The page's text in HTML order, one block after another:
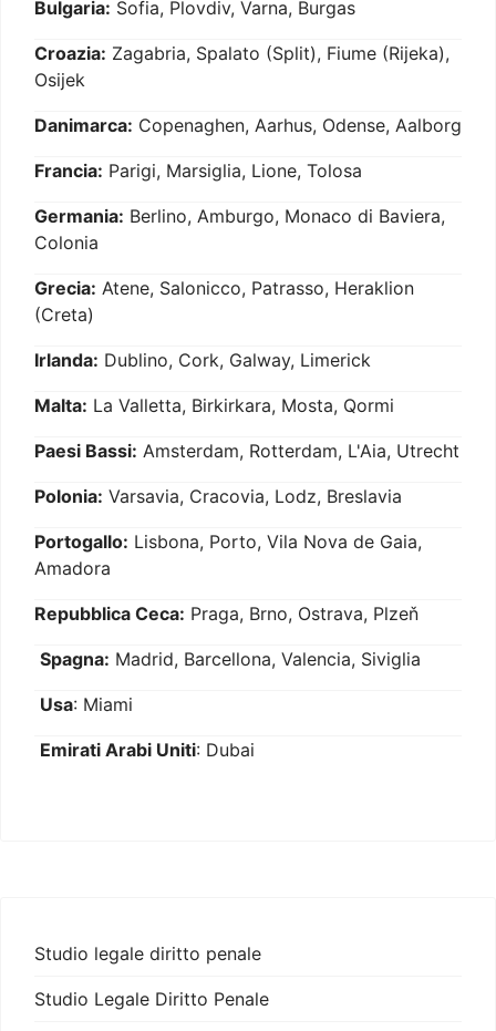
Bulgaria: Sofia, Plovdiv, Varna, Burgas
Croazia: Zagabria, Spalato (Split), Fiume (Rijeka),
Osijek
Danimarca: Copenaghen, Aarhus, Odense, Aalborg
Francia: Parigi, Marsiglia, Lione, Tolosa
Germania: Berlino, Amburgo, Monaco di Baviera,
Colonia
Grecia: Atene, Salonicco, Patrasso, Heraklion
(Creta)
Irlanda: Dublino, Cork, Galway, Limerick
Malta: La Valletta, Birkirkara, Mosta, Qormi
Paesi Bassi: Amsterdam, Rotterdam, L'Aia, Utrecht
Polonia: Varsavia, Cracovia, Lodz, Breslavia
Portogallo: Lisbona, Porto, Vila Nova de Gaia,
Amadora
Repubblica Ceca: Praga, Brno, Ostrava, Plzeň
Spagna: Madrid, Barcellona, Valencia, Siviglia
Usa: Miami
Emirati Arabi Uniti: Dubai
Studio legale diritto penale
Studio Legale Diritto Penale